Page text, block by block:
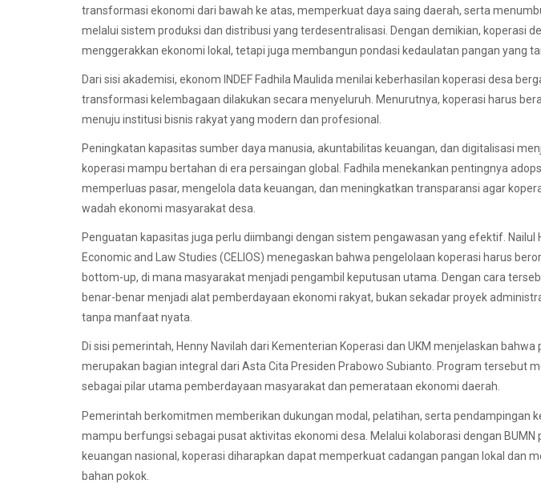
transformasi ekonomi dari bawah ke atas, memperkuat daya saing daerah, serta
melalui sistem produksi dan distribusi yang terdesentralisasi. Dengan demikian, koperasi
menggerakkan ekonomi lokal, tetapi juga membangun pondasi kedaulatan pangan yang
Dari sisi akademisi, ekonom INDEF Fadhila Maulida menilai keberhasilan koperasi desa
transformasi kelembagaan dilakukan secara menyeluruh. Menurutnya, koperasi harus
menuju institusi bisnis rakyat yang modern dan profesional.
Peningkatan kapasitas sumber daya manusia, akuntabilitas keuangan, dan digitalisasi
koperasi mampu bertahan di era persaingan global. Fadhila menekankan pentingnya
memperluas pasar, mengelola data keuangan, dan meningkatkan transparansi agar
wadah ekonomi masyarakat desa.
Penguatan kapasitas juga perlu diimbangi dengan sistem pengawasan yang efektif. Nailul
Economic and Law Studies (CELIOS) menegaskan bahwa pengelolaan koperasi harus
bottom-up, di mana masyarakat menjadi pengambil keputusan utama. Dengan cara
benar-benar menjadi alat pemberdayaan ekonomi rakyat, bukan sekadar proyek
tanpa manfaat nyata.
Di sisi pemerintah, Henny Navilah dari Kementerian Koperasi dan UKM menjelaskan
merupakan bagian integral dari Asta Cita Presiden Prabowo Subianto. Program tersebut
sebagai pilar utama pemberdayaan masyarakat dan pemerataan ekonomi daerah.
Pemerintah berkomitmen memberikan dukungan modal, pelatihan, serta pendampingan
mampu berfungsi sebagai pusat aktivitas ekonomi desa. Melalui kolaborasi dengan BUMN
keuangan nasional, koperasi diharapkan dapat memperkuat cadangan pangan lokal dan
bahan pokok.